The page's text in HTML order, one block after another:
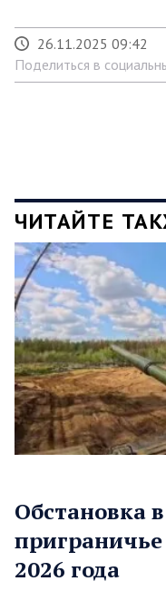
26.11.2025 09:42
Поделиться в
ЧИТАЙТЕ
Обстановка
приграничье
2026 года